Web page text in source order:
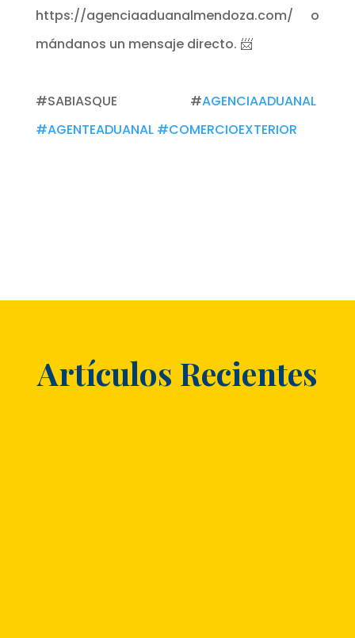
https://agenciaaduanalmendoza.com/ o
mándanos un mensaje directo. 📨
#SABIASQUE #AGENCIAADUANAL
#AGENTEADUANAL #COMERCIOEXTERIOR
Artículos Recientes